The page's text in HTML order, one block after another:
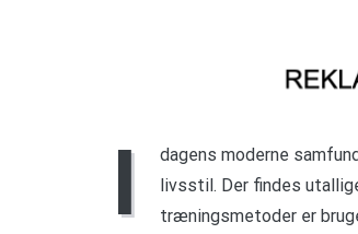
I
dagens moderne
livsstil. Der findes
træningsmetoder er